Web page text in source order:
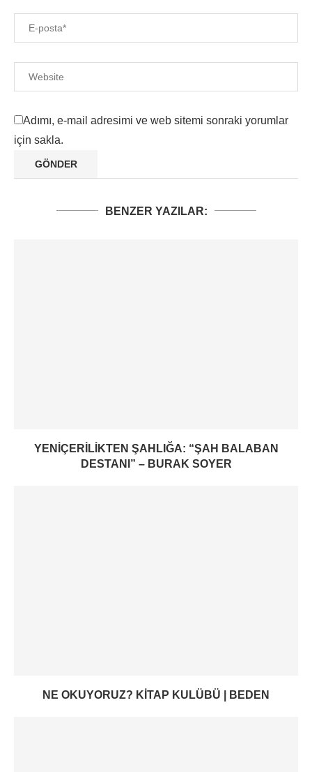
Adımı, e-mail adresimi ve web sitemi sonraki yorumlar
için sakla.
BENZER YAZILAR:
YENIÇERILIKTEN ŞAHLIĞA: “ŞAH BALABAN
DESTANI” – BURAK SOYER
NE OKUYORUZ? KITAP KULÜBÜ | BEDEN